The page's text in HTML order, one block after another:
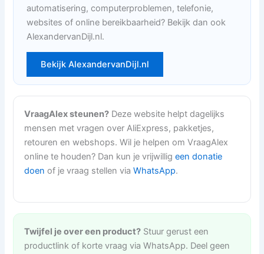
automatisering, computerproblemen, telefonie,
websites of online bereikbaarheid? Bekijk dan ook
AlexandervanDijl.nl.
Bekijk AlexandervanDijl.nl
VraagAlex steunen? Deze website helpt dagelijks
mensen met vragen over AliExpress, pakketjes,
retouren en webshops. Wil je helpen om VraagAlex
online te houden? Dan kun je vrijwilligeen donatie
doen of je vraag stellen viaWhatsApp.
Twijfel je over een product? Stuur gerust een
productlink of korte vraag via WhatsApp. Deel geen